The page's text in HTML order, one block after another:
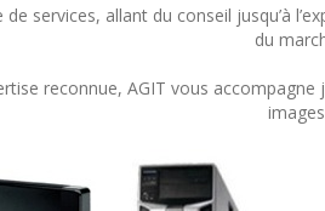
services, allant du conseil jusqu’à
du
reconnue, AGIT vous